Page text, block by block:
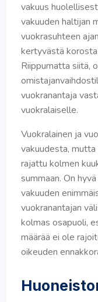
vakuus
vakuuden haltijan
vuokrasuhteen
kertyvästä
Riippumatta siitä,
vuokranantaja
vuokralaiselle.
Vuokralainen ja
vakuudesta, mutta
rajattu kolmen
summaan. On
vakuuden
vuokranantajan
kolmas osapuoli,
määrää ei ole
oikeuden